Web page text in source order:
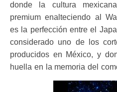
donde la cultura
premium enalteciendo al
es la perfección entre el
considerado uno de los
producidos en México, y
huella en la memoria del